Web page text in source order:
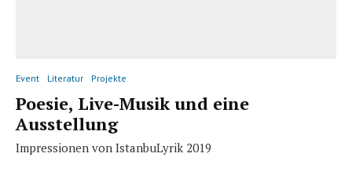
Event Literatur Projekte
Poesie, Live-Musik und eine
Ausstellung
Impressionen von IstanbuLyrik 2019